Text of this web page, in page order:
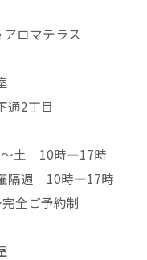
アロマテラス
通2丁目
〜土 10時—17時
10時—17時
全ご予約制